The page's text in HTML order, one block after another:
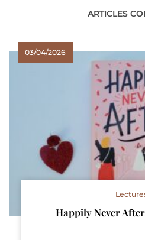
ARTICLES
03/04/2026
Happily Never